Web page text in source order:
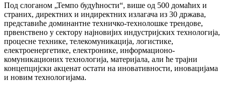
Под слоганом „Темпо будућности“, више од 500 домаћих и
страних, директних и индиректних излагача из 30 држава,
представиће доминантне техничко-технолошке трендове,
првенствено у сектору најновијих индустријских технологија,
процесне технике, телекомуникација, логистике,
електроенергетике, електронике, информационо-
комуникационих технологија, материјала, али ће трајни
концепцијски акценат остати на иновативности, иновацијама
и новим технологијама.